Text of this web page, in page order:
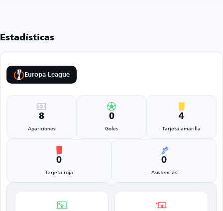
Estadísticas
Europa League
8
Apariciones
0
Goles
4
Tarjeta amarilla
0
Tarjeta roja
0
Asistencias